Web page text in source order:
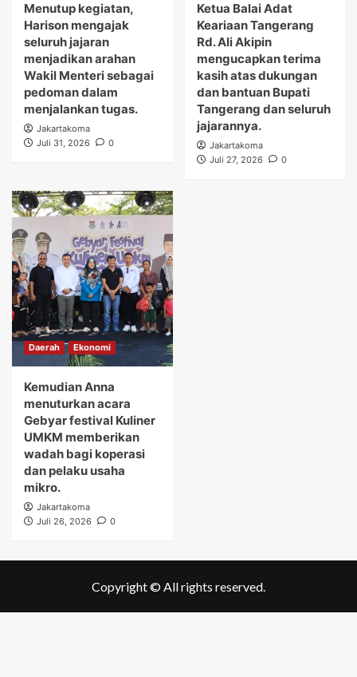
Menutup kegiatan,
Harison mengajak
seluruh jajaran
menjadikan arahan
Wakil Menteri sebagai
pedoman dalam
menjalankan tugas.
Jakartakoma
Juli 31, 2026
0
Ketua Balai Adat
Keariaan Tangerang
Rd. Ali Akipin
mengucapkan terima
kasih atas dukungan
dan bantuan Bupati
Tangerang dan seluruh
jajarannya.
Jakartakoma
Juli 27, 2026
0
Daerah Ekonomi
Kemudian Anna
menuturkan acara
Gebyar festival Kuliner
UMKM memberikan
wadah bagi koperasi
dan pelaku usaha
mikro.
Jakartakoma
Juli 26, 2026
0
Copyright © All rights reserved.